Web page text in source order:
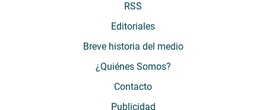
RSS
Editoriales
Breve historia del medio
¿Quiénes Somos?
Contacto
Publicidad